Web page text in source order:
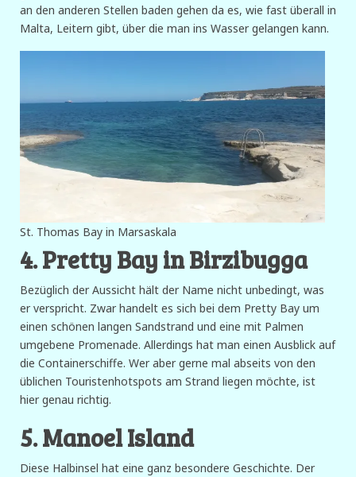
an den anderen Stellen baden gehen da es, wie fast überall in
Malta, Leitern gibt, über die man ins Wasser gelangen kann.
St. Thomas Bay in Marsaskala
4. Pretty Bay in Birzibugga
Bezüglich der Aussicht hält der Name nicht unbedingt, was
er verspricht. Zwar handelt es sich bei dem Pretty Bay um
einen schönen langen Sandstrand und eine mit Palmen
umgebene Promenade. Allerdings hat man einen Ausblick auf
die Containerschiffe. Wer aber gerne mal abseits von den
üblichen Touristenhotspots am Strand liegen möchte, ist
hier genau richtig.
5. Manoel Island
Diese Halbinsel hat eine ganz besondere Geschichte. Der